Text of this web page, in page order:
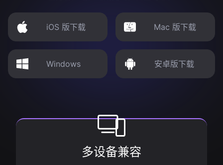
iOS 版下载 Mac 版下载
Windows 安卓版下载
多设备兼容